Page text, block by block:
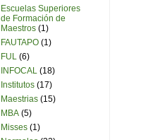
Escuelas Superiores
de Formación de
Maestros (1)
FAUTAPO (1)
FUL (6)
INFOCAL (18)
Institutos (17)
Maestrias (15)
MBA (5)
Misses (1)